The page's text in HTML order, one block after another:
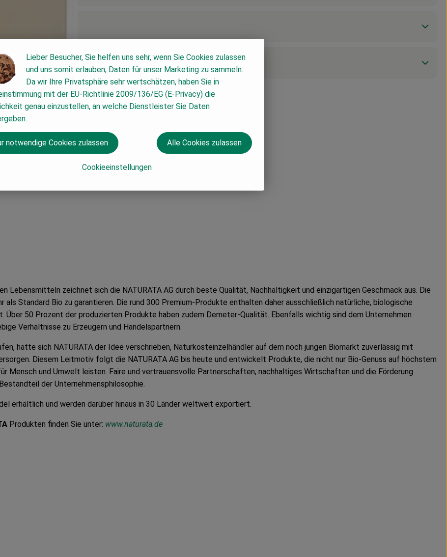
Lebensmitteln zeichnet sich die NATURATA AG durch beste Qualität, Nachhaltigkeit und einzigartigen Geschmack aus. Die
Standard Bio zu garantieren. Die rund 300 Premium-Produkte enthalten daher ausschließlich natürliche, biologische
50 Prozent der produzierten Produkte haben zudem Demeter-Qualität. Ebenfalls wichtig sind dem Unternehmen
Verhältnisse zu Erzeugern und Handelspartnern.
hatte sich NATURATA der Idee verschrieben, Naturkosteinzelhändler auf dem noch jungen Biomarkt zuverlässig mit
Diesem Leitmotiv folgt die NATURATA AG bis heute und entwickelt Produkte, die nicht nur Bio-Genuss auf höchstem
Mensch und Umwelt leisten. Faire und vertrauensvolle Partnerschaften, nachhaltiges Wirtschaften und die Förderung
der Unternehmensphilosophie.
erhältlich und werden darüber hinaus in 30 Länder weltweit exportiert.
Produkten finden Sie unter: www.naturata.de
Lieber Besucher, Sie helfen uns sehr, wenn Sie Cookies zulassen
und uns somit erlauben, Daten für unser Marketing zu sammeln.
Da wir Ihre Privatsphäre sehr wertschätzen, haben Sie in
mit der EU-Richtlinie 2009/136/EG (E-Privacy) die
genau einzustellen, an welche Dienstleister Sie Daten
Cookieeinstellungen
notwendige Cookies zulassen Alle Cookies zulassen